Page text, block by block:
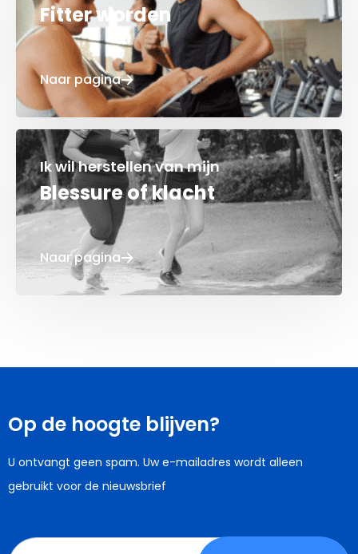
Fitter worden
Naar pagina
Ik wil herstellen van mijn
Blessure of klacht
Naar pagina
Op de hoogte blijven?
U ontvangt geen spam. Uw e-mailadres wordt alleen
gebruikt voor de nieuwsbrief